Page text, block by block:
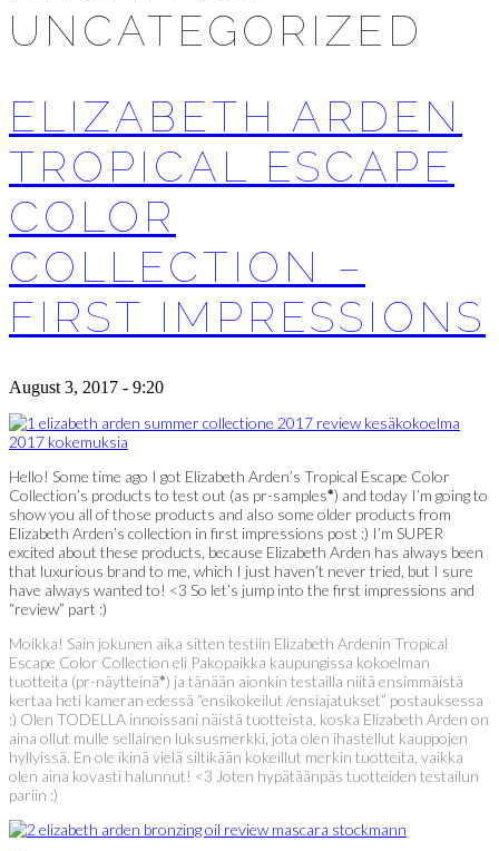
UNCATEGORIZED
ELIZABETH ARDEN
TROPICAL ESCAPE
COLOR
COLLECTION –
FIRST IMPRESSIONS
August 3, 2017 - 9:20
Hello! Some time ago I got Elizabeth Arden’s Tropical Escape Color
Collection’s products to test out (as pr-samples*) and today I’m going to
show you all of those products and also some older products from
Elizabeth Arden’s collection in first impressions post :) I’m SUPER
excited about these products, because Elizabeth Arden has always been
that luxurious brand to me, which I just haven’t never tried, but I sure
have always wanted to! <3 So let’s jump into the first impressions and
“review” part :)
Moikka! Sain jokunen aika sitten testiin Elizabeth Ardenin Tropical
Escape Color Collection eli Pakopaikka kaupungissa kokoelman
tuotteita (pr-näytteinä*) ja tänään aionkin testailla niitä ensimmäistä
kertaa heti kameran edessä ”ensikokeilut /ensiajatukset” postauksessa
:) Olen TODELLA innoissani näistä tuotteista, koska Elizabeth Arden on
aina ollut mulle sellainen luksusmerkki, jota olen ihastellut kauppojen
hyllyissä. En ole ikinä vielä siltikään kokeillut merkin tuotteita, vaikka
olen aina kovasti halunnut! <3 Joten hypätäänpäs tuotteiden testailun
pariin :)